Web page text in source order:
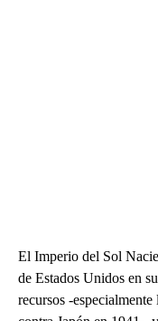
El Imperio del Sol
de Estados Unidos en
recursos -